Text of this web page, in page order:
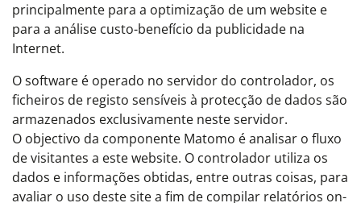
principalmente para a optimização de um website e
para a análise custo-benefício da publicidade na
Internet.
O software é operado no servidor do controlador, os
ficheiros de registo sensíveis à protecção de dados são
armazenados exclusivamente neste servidor.
O objectivo da componente Matomo é analisar o fluxo
de visitantes a este website. O controlador utiliza os
dados e informações obtidas, entre outras coisas, para
avaliar o uso deste site a fim de compilar relatórios on-